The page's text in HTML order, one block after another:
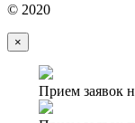
© 2020
×
Прием заявок